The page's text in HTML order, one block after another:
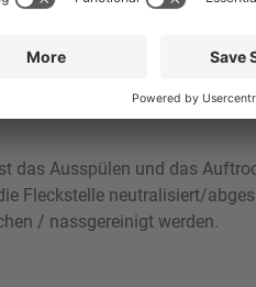
die noch feuchte Stelle mit
Fleckstelle gut mit Wasser
einatmen.
das Ausspülen und das
Fleckstelle neutralisiert/
/ nassgereinigt werden.